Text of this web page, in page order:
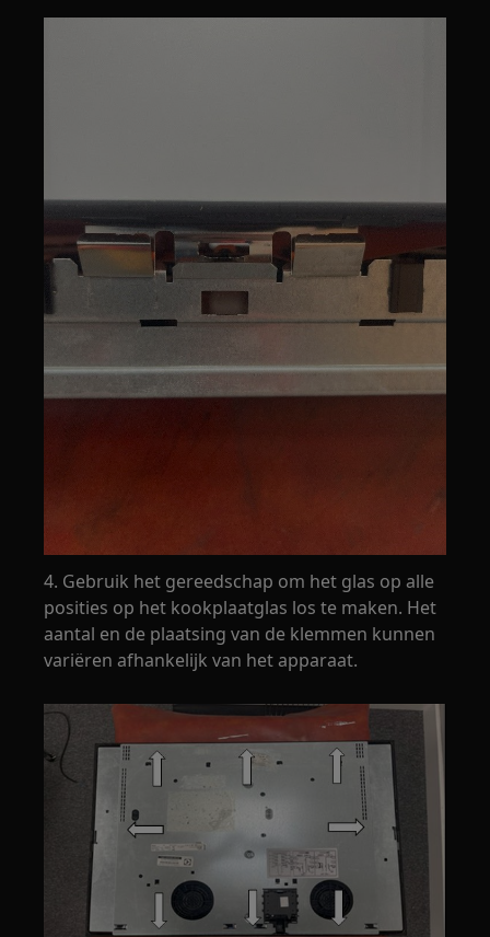
4. Gebruik het gereedschap om het glas op alle
posities op het kookplaatglas los te maken. Het
aantal en de plaatsing van de klemmen kunnen
variëren afhankelijk van het apparaat.